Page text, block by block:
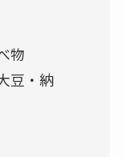
物
豆・納